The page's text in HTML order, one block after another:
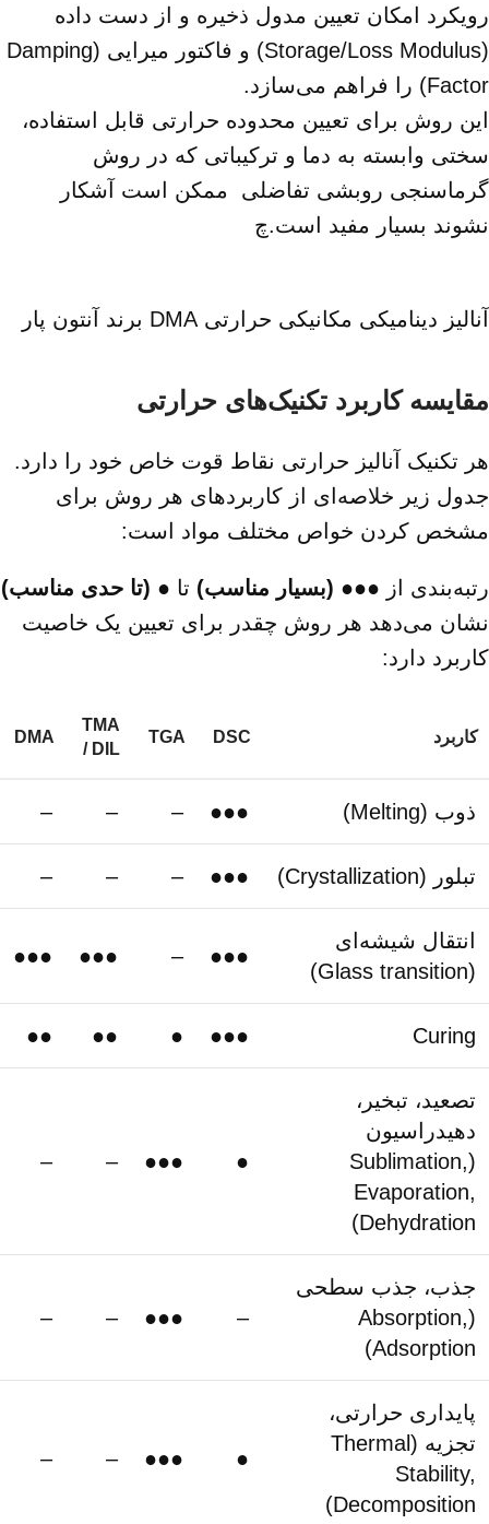
رویکرد امکان تعیین مدول ذخیره و از دست داده
(Storage/Loss Modulus) و فاکتور میرایی (Damping
Factor) را فراهم می‌سازد.
این روش برای تعیین محدوده حرارتی قابل استفاده،
سختی وابسته به دما و ترکیباتی که در روش
گرماسنجی روبشی تفاضلی ممکن است آشکار
نشوند بسیار مفید است.چ
آنالیز دینامیکی مکانیکی حرارتی DMA برند آنتون پار
مقایسه کاربرد تکنیک‌های حرارتی
هر تکنیک آنالیز حرارتی نقاط قوت خاص خود را دارد.
جدول زیر خلاصه‌ای از کاربردهای هر روش برای
مشخص کردن خواص مختلف مواد است:
رتبه‌بندی از ●●●
(بسیار مناسب) تا ●
(تا حدی مناسب)
نشان می‌دهد هر روش چقدر برای تعیین یک خاصیت
کاربرد دارد:
کاربرد DSC
TGA
TMA
/ DIL
DMA
ذوب (Melting) ●●●
–
–
–
تبلور (Crystallization) ●●●
–
–
–
انتقال شیشه‌ای
(Glass transition)
●●●
–
●●●
●●●
Curing
●●●
●
●●
●●
تصعید، تبخیر،
دهیدراسیون
(Sublimation,
Evaporation,
Dehydration)
●
●●●
–
–
جذب، جذب سطحی
(Absorption,
Adsorption)
–
●●●
–
–
پایداری حرارتی،
تجزیه (Thermal
Stability,
Decomposition)
●
●●●
–
–